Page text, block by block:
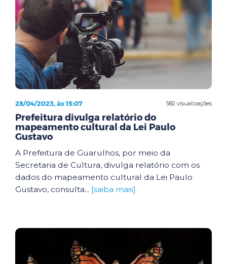
582 visualizações
28/04/2023, às 15:07
Prefeitura divulga relatório do
mapeamento cultural da Lei Paulo
Gustavo
A Prefeitura de Guarulhos, por meio da
Secretaria de Cultura, divulga relatório com os
dados do mapeamento cultural da Lei Paulo
Gustavo, consulta... [saiba mais]